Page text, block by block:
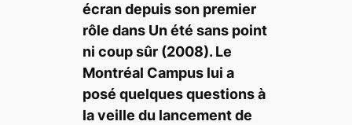
écran depuis son premier
rôle dans Un été sans point
ni coup sûr (2008). Le
Montréal Campus lui a
posé quelques questions à
la veille du lancement de